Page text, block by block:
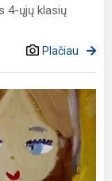
4-ųjų klasių
Plačiau